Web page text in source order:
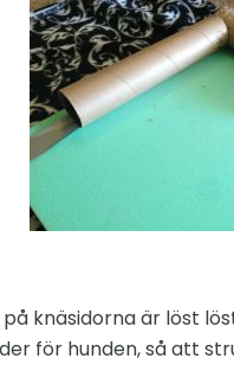
knäsidorna är löst
för hunden, så att